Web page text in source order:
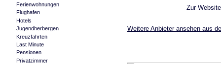
Ferienwohnungen
Flughafen
Hotels
Jugendherbergen
Kreuzfahrten
Last Minute
Pensionen
Privatzimmer
Zur
Weitere Anbieter ansehen aus